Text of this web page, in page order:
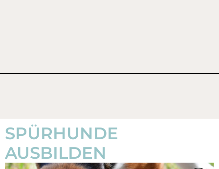
SPÜRHUNDE
AUSBILDEN